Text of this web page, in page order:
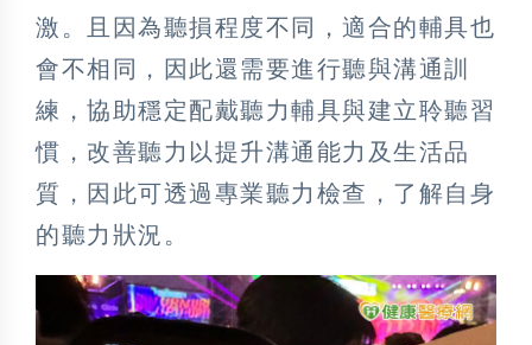
激。且因為聽損程度不同，適合的輔具也
會不相同，因此還需要進行聽與溝通訓
練，協助穩定配戴聽力輔具與建立聆聽習
慣，改善聽力以提升溝通能力及生活品
質，因此可透過專業聽力檢查，了解自身
的聽力狀況。